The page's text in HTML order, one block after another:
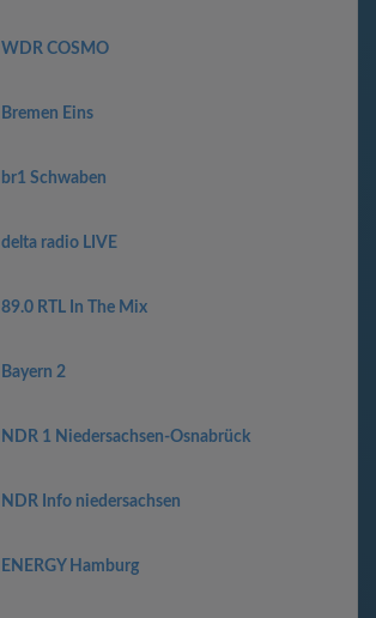
WDR COSMO
Bremen Eins
br1 Schwaben
delta radio LIVE
89.0 RTL In The Mix
Bayern 2
NDR 1 Niedersachsen-Osnabrück
NDR Info niedersachsen
ENERGY Hamburg